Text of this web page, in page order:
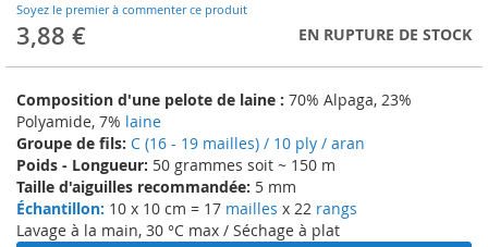
Soyez le premier à commenter ce produit
3,88 € EN RUPTURE DE STOCK
Composition d'une pelote de laine : 70% Alpaga, 23%
Polyamide, 7% laine
Groupe de fils: C (16 - 19 mailles) / 10 ply / aran
Poids - Longueur: 50 grammes soit ~ 150 m
Taille d'aiguilles recommandée: 5 mm
Échantillon: 10 x 10 cm = 17 mailles x 22 rangs
Lavage à la main, 30 °C max / Séchage à plat
beginning
of
the
gallery